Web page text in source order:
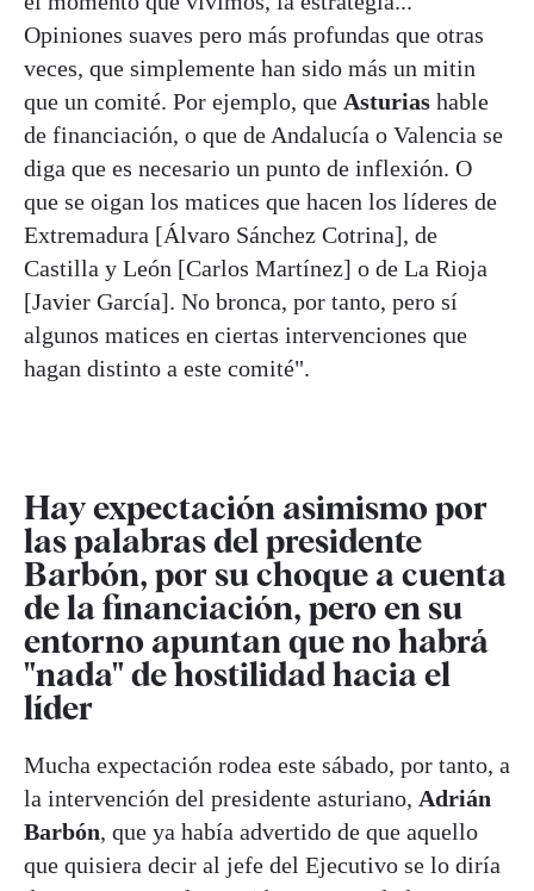
Opiniones suaves pero más profundas que otras
veces, que simplemente han sido más un mitin
que un comité. Por ejemplo, que Asturias hable
de financiación, o que de Andalucía o Valencia se
diga que es necesario un punto de inflexión. O
que se oigan los matices que hacen los líderes de
Extremadura [Álvaro Sánchez Cotrina], de
Castilla y León [Carlos Martínez] o de La Rioja
[Javier García]. No bronca, por tanto, pero sí
algunos matices en ciertas intervenciones que
hagan distinto a este comité".
Hay expectación asimismo por
las palabras del presidente
Barbón, por su choque a cuenta
de la financiación, pero en su
entorno apuntan que no habrá
"nada" de hostilidad hacia el
líder
Mucha expectación rodea este sábado, por tanto, a
la intervención del presidente asturiano, Adrián
Barbón, que ya había advertido de que aquello
que quisiera decir al jefe del Ejecutivo se lo diría